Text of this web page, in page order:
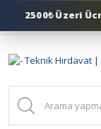
2500₺ Üzeri